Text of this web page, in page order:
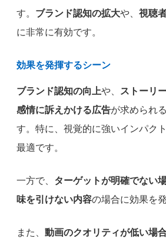
す。 ブランド認知の拡大や、 視聴
に非常に有効です。
効果を発揮するシーン
ブランド認知の向上や、
ストーリ
感情に訴えかける広告が求められ
す。特に、視覚的に強いインパク
最適です。
一方で、 ターゲットが明確でない
味を引けない内容の場合に効果を
また、 動画のクオリティが低い場